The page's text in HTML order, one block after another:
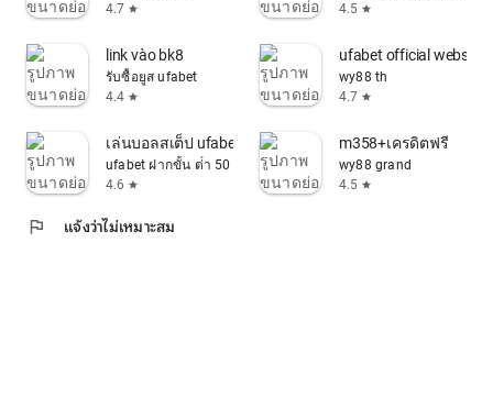
4.7 star
4.5 star
link vào bk8
รับซื้อยูส ufabet
4.4 star
ufabet official website
wy88 th
4.7 star
เล่นบอลสเต็ป ufabet
ufabet ฝากขั้น ต่ํา 50
4.6 star
m358+เครดิตฟรี
wy88 grand
4.5 star
flag แจ้งว่าไม่เหมาะสม